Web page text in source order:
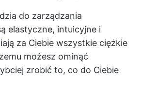
do zarządzania
elastyczne, intuicyjne i
za Ciebie wszystkie ciężkie
możesz ominąć
zrobić to, co do Ciebie